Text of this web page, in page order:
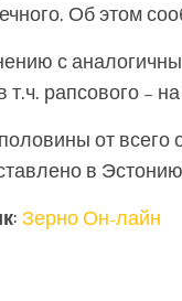
Об этом
с
т.ч. рапсового –
от всего
в Эстонию
: Зерно Он-лайн